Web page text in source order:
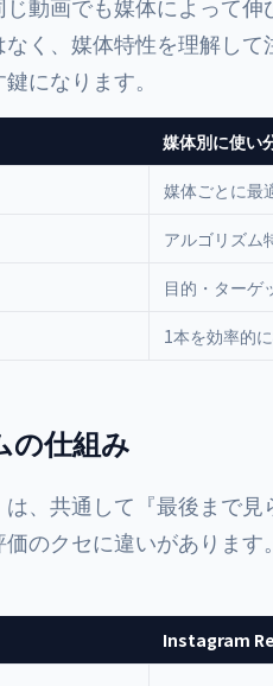
く、媒体特性を理解し
になります。
媒体別に使い
媒体ごとに最
アルゴリズム
目的・ターゲ
1本を効率的
の仕組み
、共通して『最後まで
のクセに違いがありま
Instagram